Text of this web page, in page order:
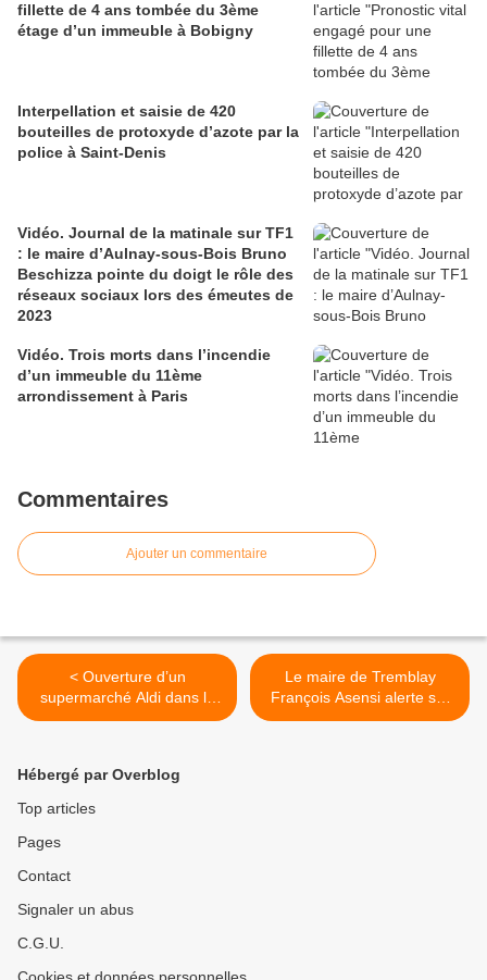
fillette de 4 ans tombée du 3ème
étage d’un immeuble à Bobigny
Interpellation et saisie de 420
bouteilles de protoxyde d’azote par la
police à Saint-Denis
Vidéo. Journal de la matinale sur TF1
: le maire d’Aulnay-sous-Bois Bruno
Beschizza pointe du doigt le rôle des
réseaux sociaux lors des émeutes de
2023
Vidéo. Trois morts dans l’incendie
d’un immeuble du 11ème
arrondissement à Paris
Commentaires
Ajouter un commentaire
< Ouverture d’un
supermarché Aldi dans le
quartier Westinghouse à
Le maire de Tremblay
François Asensi alerte sur
la situation dramatique des
Hébergé par Overblog
Top articles
Pages
Contact
Signaler un abus
C.G.U.